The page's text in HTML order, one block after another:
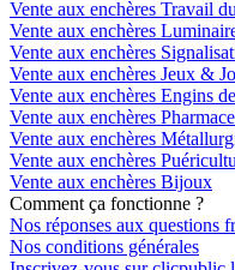
Vente aux enchères Travail
Vente aux enchères
Vente aux enchères
Vente aux enchères Jeux &
Vente aux enchères Engins
Vente aux enchères
Vente aux enchères
Vente aux enchères
Vente aux enchères Bijoux
Comment ça fonctionne ?
Nos réponses aux questions
Nos conditions générales